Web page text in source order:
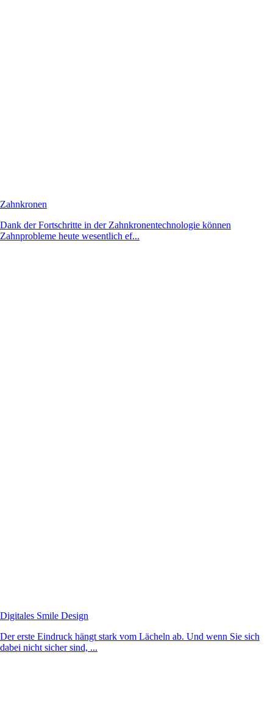
Zahnkronen
Dank der Fortschritte in der Zahnkronentechnologie können
Zahnprobleme heute wesentlich ef...
Digitales Smile Design
Der erste Eindruck hängt stark vom Lächeln ab. Und wenn Sie sich
dabei nicht sicher sind, ...